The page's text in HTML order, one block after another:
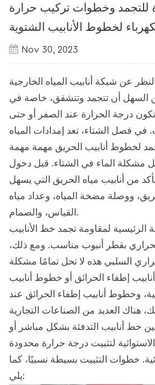
للتجمد وخطوات تركيب حرارة
لخطوط الأنابيب الشتوية
Nov 30, 2023
عن شبكة أنابيب المياه الخارجية
السهل أن تتجمد وتتشقق، خاصة في
تكون درجة الحرارة عند الصفر أو حتى
فصل الشتاء، تعد إمدادات المياه
لخطوط أنابيب الحريق مهمة مهمة
مشكلة الماء في الشتاء. قبل دخول
من أنابيب مياه الحريق التي يسهل
ووصلة مضخة المياه، وعداد مياه
القياس، والصمام.
الرئيسية لمقاومة تجمد خط الأنابيب
بقطر أنبوب مناسب. ومع ذلك،
السلبي هذه لا تحل تمامًا مشكلة
إطفاء الحرائق أو خطوط أنابيب
وخطوط أنابيب إطفاء الحرائق عند
هناك العديد من الصناعات التجارية
خط أنابيب التدفئة بشكل مباشر أو
لتثبيت درجة حرارة محدودة
خطوات التثبيت بسيطة نسبيًا، كما
يلي: